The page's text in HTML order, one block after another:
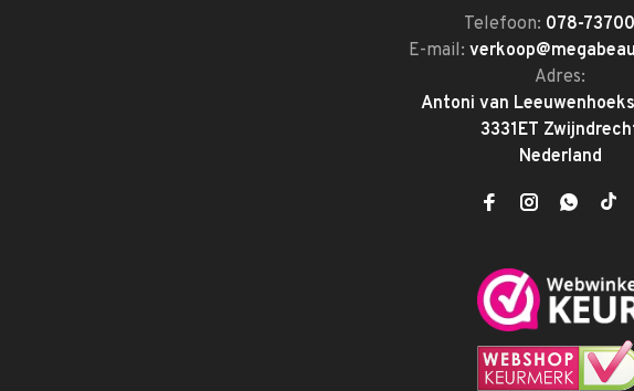
Telefoon: 078-
E-mail:
Adres:
Antoni van
3331ET
Nederland